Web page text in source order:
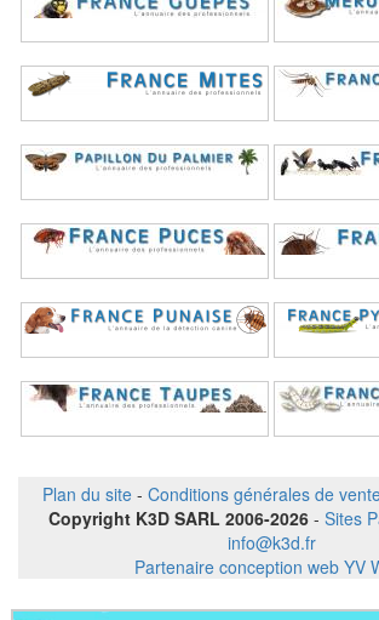
Plan du site - Conditions générales de
Copyright K3D SARL 2006-2026 - Sites
info@k3d.fr
Partenaire conception web YV